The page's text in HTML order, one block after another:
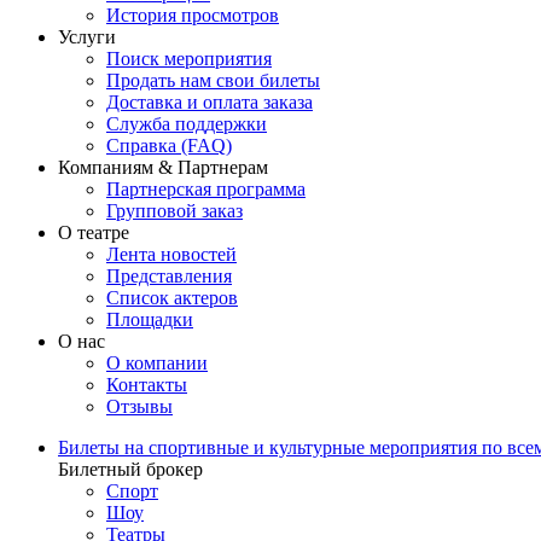
История просмотров
Услуги
Поиск мероприятия
Продать нам свои билеты
Доставка и оплата заказа
Служба поддержки
Справка (FAQ)
Компаниям & Партнерам
Партнерская программа
Групповой заказ
О театре
Лента новостей
Представления
Список актеров
Площадки
О нас
О компании
Контакты
Отзывы
Билеты на спортивные и культурные мероприятия по
Билетный брокер
Спорт
Шоу
Театры